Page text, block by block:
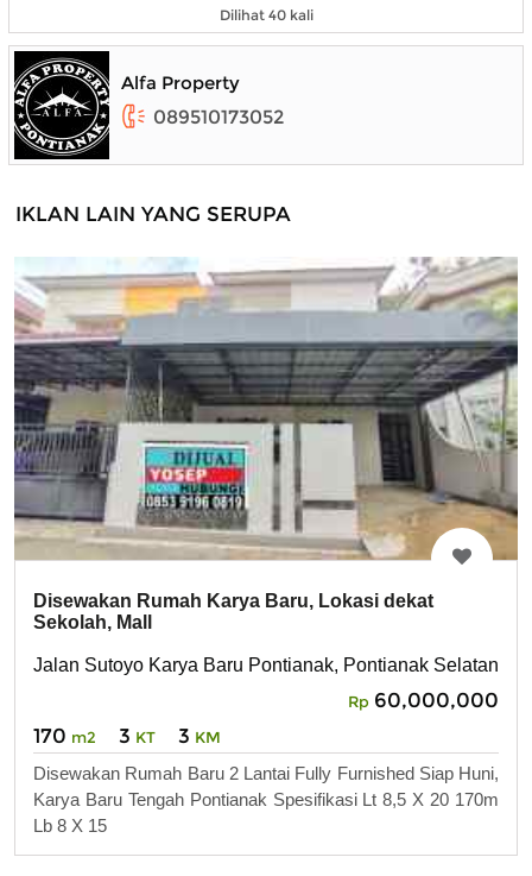
Dilihat 40 kali
Alfa Property
089510173052
IKLAN LAIN YANG SERUPA
Disewakan Rumah Karya Baru, Lokasi dekat
Sekolah, Mall
Jalan Sutoyo Karya Baru Pontianak, Pontianak Selatan
Rp 60,000,000
170 m2 3 KT 3 KM
Disewakan Rumah Baru 2 Lantai Fully Furnished Siap Huni,
Karya Baru Tengah Pontianak Spesifikasi Lt 8,5 X 20 170m
Lb 8 X 15